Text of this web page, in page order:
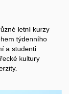
letní kurzy
týdenního
a studenti
kultury